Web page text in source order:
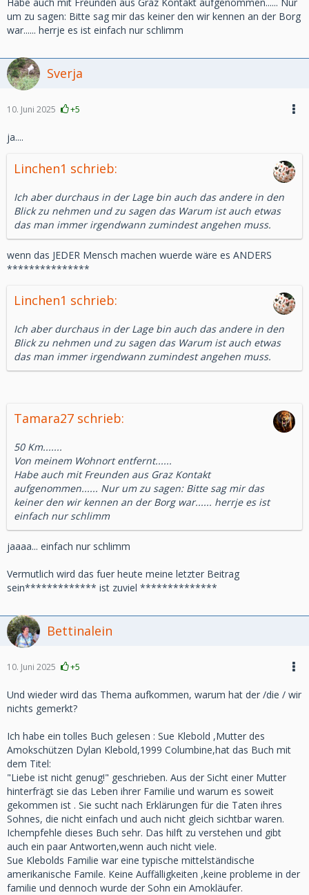
um zu sagen: Bitte sag mir das keiner den wir kennen an der Borg
war...... herrje es ist einfach nur schlimm
Sverja
10. Juni 2025 +5
ja....
Linchen1 schrieb:
Ich aber durchaus in der Lage bin auch das andere in den
Blick zu nehmen und zu sagen das Warum ist auch etwas
das man immer irgendwann zumindest angehen muss.
wenn das JEDER Mensch machen wuerde wäre es ANDERS
***************
Linchen1 schrieb:
Ich aber durchaus in der Lage bin auch das andere in den
Blick zu nehmen und zu sagen das Warum ist auch etwas
das man immer irgendwann zumindest angehen muss.
Tamara27 schrieb:
50 Km.......
Von meinem Wohnort entfernt......
Habe auch mit Freunden aus Graz Kontakt
aufgenommen...... Nur um zu sagen: Bitte sag mir das
keiner den wir kennen an der Borg war...... herrje es ist
einfach nur schlimm
jaaaa... einfach nur schlimm
Vermutlich wird das fuer heute meine letzter Beitrag
sein************* ist zuviel **************
Bettinalein
10. Juni 2025 +5
Und wieder wird das Thema aufkommen, warum hat der /die / wir
nichts gemerkt?
Ich habe ein tolles Buch gelesen : Sue Klebold ,Mutter des
Amokschützen Dylan Klebold,1999 Columbine,hat das Buch mit
dem Titel:
"Liebe ist nicht genug!" geschrieben. Aus der Sicht einer Mutter
hinterfrägt sie das Leben ihrer Familie und warum es soweit
gekommen ist . Sie sucht nach Erklärungen für die Taten ihres
Sohnes, die nicht einfach und auch nicht gleich sichtbar waren.
Ichempfehle dieses Buch sehr. Das hilft zu verstehen und gibt
auch ein paar Antworten,wenn auch nicht viele.
Sue Klebolds Familie war eine typische mittelständische
amerikanische Famile. Keine Auffälligkeiten ,keine probleme in der
familie und dennoch wurde der Sohn ein Amokläufer.